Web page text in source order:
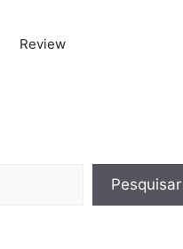
Review
Pesquisar